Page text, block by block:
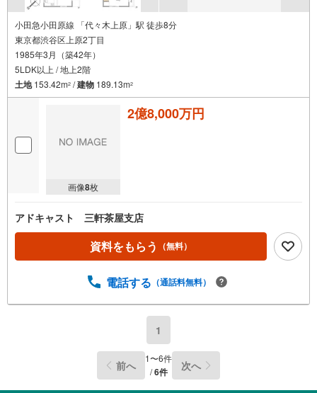
小田急小田原線 「代々木上原」駅 徒歩8分
東京都渋谷区上原2丁目
1985年3月（築42年）
5LDK以上 / 地上2階
土地153.42m2 /建物 189.13m2
画像8枚
2億8,000万円
アドキャスト 三軒茶屋支店
資料をもらう （無料）
電話する （通話料無料）
1
前へ 1〜6件
/6件 次へ